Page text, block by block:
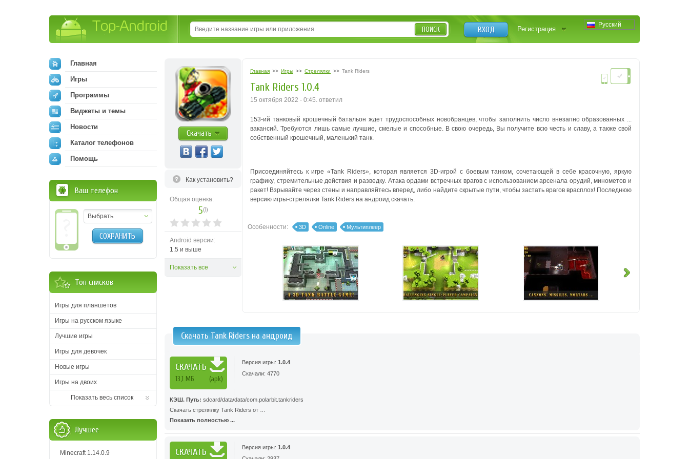
Русский
ВХОД Регистрация
ПОИСК
Скачать
Как установить?
Общая оценка:
5(1)
Android версии:
1.5 и выше
Показать все
Главная >> Игры >> Стрелялки >> Tank Riders
Tank Riders 1.0.4
15 октября 2022 - 0:45. ответил
153-ий танковый крошечный батальон ждет трудоспособных новобранцев, чтобы заполнить число внезапно образованных ...
вакансий. Требуются лишь самые лучшие, смелые и способные. В свою очередь, Вы получите всю честь и славу, а также свой
собственный крошечный, маленький танк.
Присоединяйтесь к игре «Tank Riders», которая является 3D-игрой с боевым танком, сочетающей в себе красочную, яркую
графику, стремительные действия и разведку. Атака ордами встречных врагов с использованием арсенала орудий, минометов и
ракет! Взрывайте через стены и направляйтесь вперед, либо найдите скрытые пути, чтобы застать врагов врасплох!Последнюю
версию игры-стрелялки Tank Riders на андроид скачать.
Особенности: 3D Online Мультиплеер
Скачать Tank Riders на андроид
СКАЧАТЬ
13,1 MБ (apk)
Версия игры: 1.0.4
Скачали: 4770
КЭШ. Путь: sdcard/data/data/com.polarbit.tankriders
Скачать стрелялку Tank Riders от …
Показать полностью ...
СКАЧАТЬ Версия игры: 1.0.4
Главная
Игры
Программы
Виджеты и темы
Новости
Каталог телефонов
Помощь
Ваш телефон
Выбрать
СОХРАНИТЬ
Топ списков
Игры для планшетов
Игры на русском языке
Лучшие игры
Игры для девочек
Новые игры
Игры на двоих
Показать весь список
Лучшее
Minecraft 1.14.0.9